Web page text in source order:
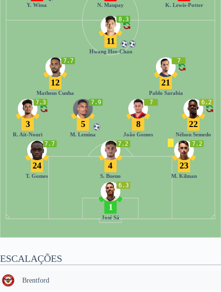
K. Lewis-Potter
N. Maupay
Y. Wissa
6.3
1
José Sá
7.7
24
T. Gomes
7.2
4
S. Bueno
7.2
23
M. Kilman
7.3
3
R. Aït-Nouri
7.9
5
M. Lemina
7
8
João Gomes
6.2
22
Nélson Semedo
7.7
12
Matheus Cunha
7
21
Pablo Sarabia
8.3
11
Hwang Hee-Chan
ESCALAÇÕES
Brentford